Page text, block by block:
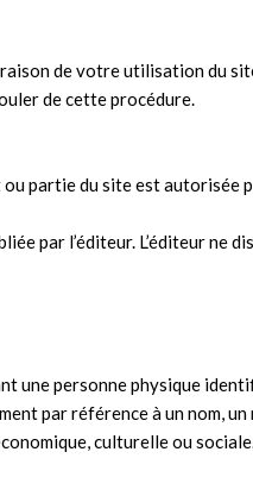
de votre utilisation du
de cette procédure.
partie du site est autorisée
par l’éditeur. L’éditeur ne
une personne physique
par référence à un nom,
culturelle ou sociale.